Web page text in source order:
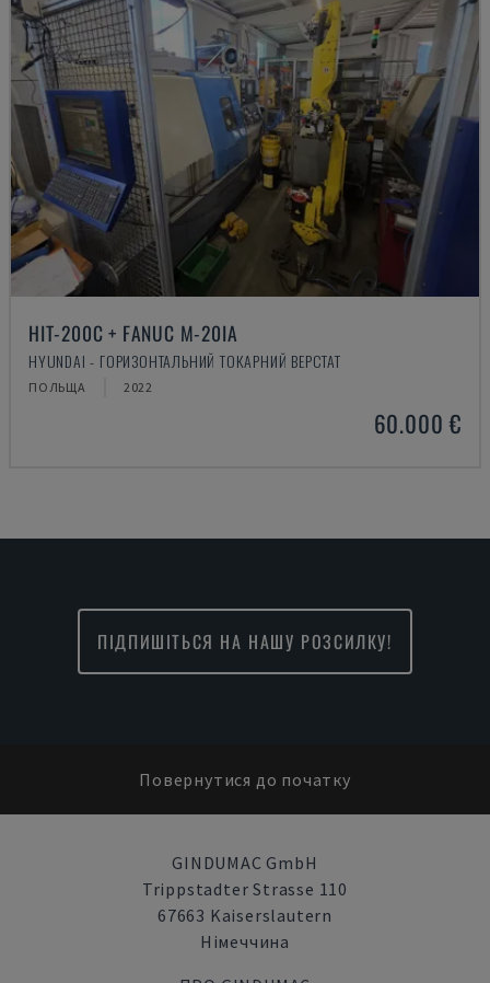
HIT-200C + FANUC M-20IA
HYUNDAI - ГОРИЗОНТАЛЬНИЙ ТОКАРНИЙ ВЕРСТАТ
ПОЛЬЩА 2022
60.000 €
ПІДПИШІТЬСЯ НА НАШУ РОЗСИЛКУ!
Повернутися до початку
GINDUMAC GmbH
Trippstadter Strasse 110
67663 Kaiserslautern
Німеччина